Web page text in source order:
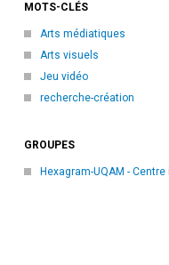
MOTS-CLÉS
Arts médiatiques
Arts visuels
Jeu vidéo
recherche-création
GROUPES
Hexagram-UQAM -